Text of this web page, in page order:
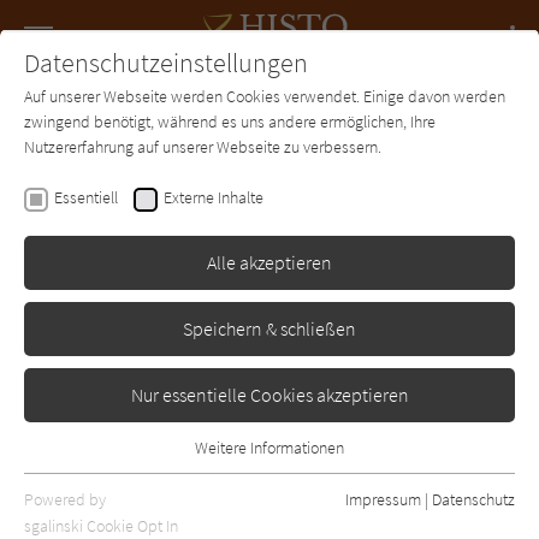
SUCHE Forum Charts Newsletter
Datenschutzeinstellungen
Auf unserer Webseite werden Cookies verwendet. Einige davon werden
zwingend benötigt, während es uns andere ermöglichen, Ihre
Nutzererfahrung auf unserer Webseite zu verbessern.
Essentiell Externe Inhalte
Alle akzeptieren
Speichern & schließen
Nur essentielle Cookies akzeptieren
Essentielle Cookies werden für grundlegende Funktionen der
Webseite benötigt. Dadurch ist gewährleistet, dass die Webseite
Weitere Informationen
Powered by
sgalinski Cookie Opt In
Impressum | Datenschutz